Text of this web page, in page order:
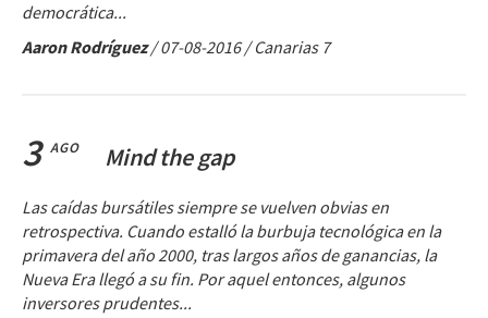
democrática...
Aaron Rodríguez/07-08-2016/ Canarias 7
3 AGO Mind the gap
Las caídas bursátiles siempre se vuelven obvias en
retrospectiva. Cuando estalló la burbuja tecnológica en la
primavera del año 2000, tras largos años de ganancias, la
Nueva Era llegó a su fin. Por aquel entonces, algunos
inversores prudentes...